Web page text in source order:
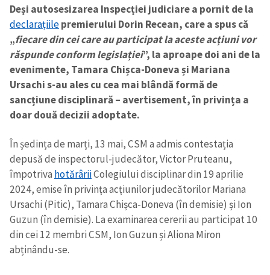
Deși autosesizarea Inspecției judiciare a pornit de la
declarațiilepremierului Dorin Recean, care a spus că
„fiecare din cei care au participat la aceste acțiuni vor
răspunde conform legislației”, la aproape doi ani de la
evenimente, Tamara Chișca-Doneva și Mariana
Ursachi s-au ales cu cea mai blândă formă de
sancțiune disciplinară – avertisement, în privința a
doar două decizii adoptate.
În ședința de marți, 13 mai, CSM a admis contestația
depusă de inspectorul-judecător, Victor Pruteanu,
împotriva hotărâriiColegiului disciplinar din 19 aprilie
2024, emise în privința acțiunilor judecătorilor Mariana
Ursachi (Pitic), Tamara Chișca-Doneva (în demisie) și Ion
Guzun (în demisie). La examinarea cererii au participat 10
din cei 12 membri CSM, Ion Guzun și Aliona Miron
abținându-se.